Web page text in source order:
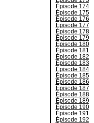
Épisode 174
Épisode 175
Épisode 176
Épisode 177
Épisode 178
Épisode 179
Épisode 180
Épisode 181
Épisode 182
Épisode 183
Épisode 184
Épisode 185
Épisode 186
Épisode 187
Épisode 188
Épisode 189
Épisode 190
Épisode 191
Épisode 192